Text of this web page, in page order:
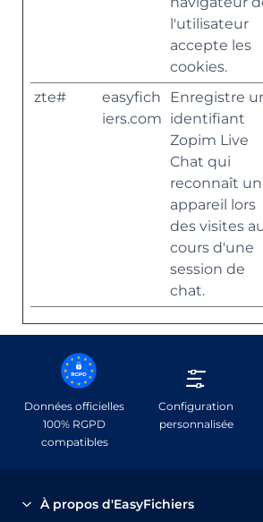
l'utilisateur
accepte les
cookies.
zte#
easyfich
iers.com
Enregistre
identifiant
Zopim Live
Chat qui
reconnaît un
appareil lors
des visites
cours d'une
session de
chat.
Données officielles
100% RGPD
compatibles
Configuration
personnalisée
À propos d'EasyFichiers